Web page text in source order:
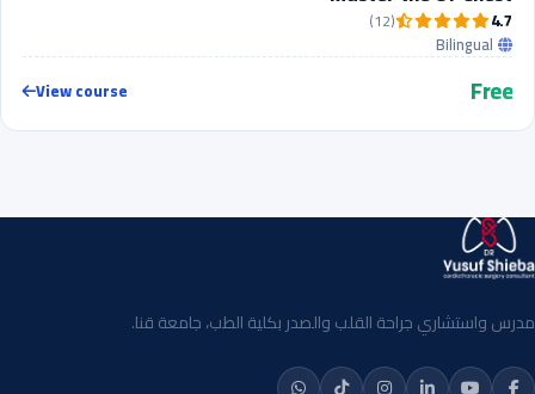
4.7
(12)
Bilingual
Free
View course
مدرس واستشاري جراحة القلب والصدر بكلية الطب، جامعة قنا.